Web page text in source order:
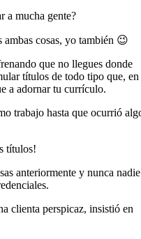
a mucha gente?
ambas cosas, yo también 😉
que no llegues donde
títulos de todo tipo que, en
a adornar tu currículo.
trabajo hasta que ocurrió
títulos!
anteriormente y nunca nadie
clienta perspicaz, insistió en